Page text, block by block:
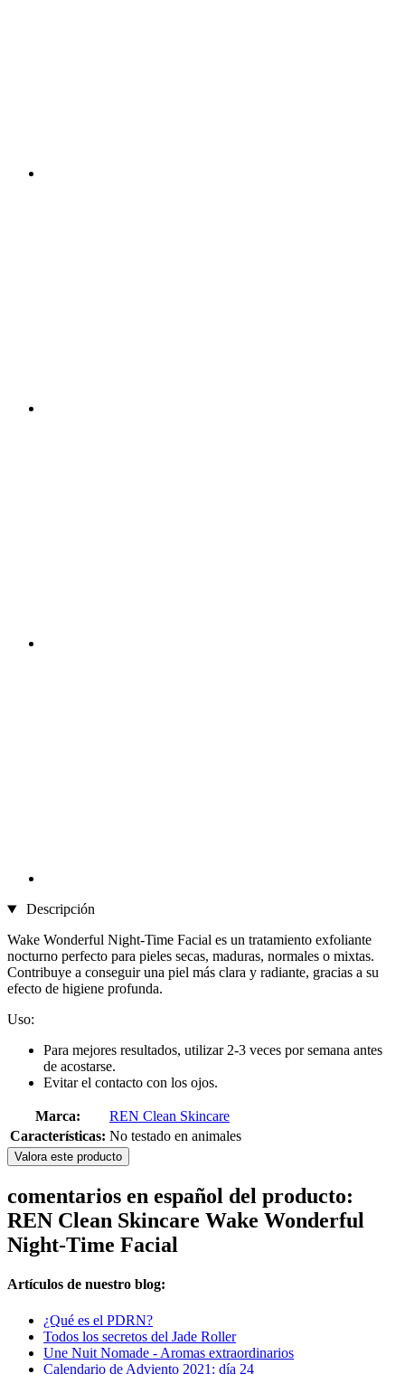
Descripción
Wake Wonderful Night-Time Facial es un tratamiento exfoliante
nocturno perfecto para pieles secas, maduras, normales o mixtas.
Contribuye a conseguir una piel más clara y radiante, gracias a su
efecto de higiene profunda.
Uso:
Para mejores resultados, utilizar 2-3 veces por semana antes
de acostarse.
Evitar el contacto con los ojos.
Marca:
REN Clean Skincare
Características: No testado en animales
Valora este producto
comentarios en español del producto:
REN Clean Skincare Wake Wonderful
Night-Time Facial
Artículos de nuestro blog:
¿Qué es el PDRN?
Todos los secretos del Jade Roller
Une Nuit Nomade - Aromas extraordinarios
Calendario de Adviento 2021: día 24